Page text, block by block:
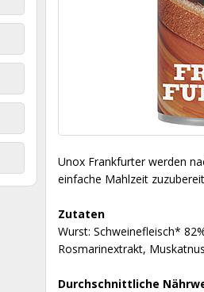
Unox Frankfurter werden
einfache Mahlzeit
Zutaten
Wurst: Schweinefleisch*
Rosmarinextrakt,
Durchschnittliche